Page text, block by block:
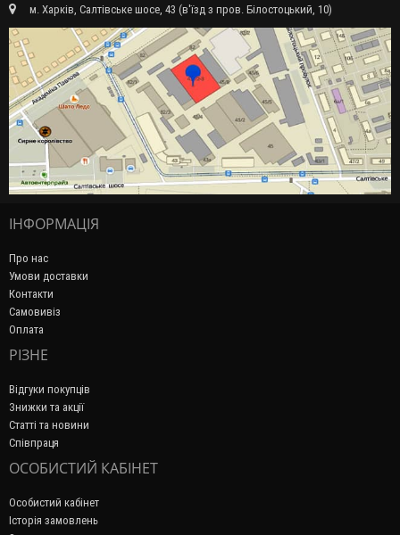
м. Харків, Салтівське шосе, 43 (в'їзд з пров. Білостоцький, 10)
ІНФОРМАЦІЯ
Про нас
Умови доставки
Контакти
Самовивіз
Оплата
РІЗНЕ
Відгуки покупців
Знижки та акції
Статті та новини
Співпраця
ОСОБИСТИЙ КАБІНЕТ
Особистий кабінет
Історія замовлень